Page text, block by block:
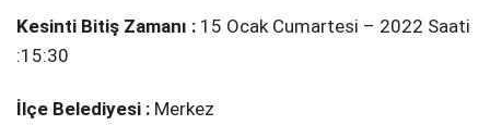
Kesinti Bitiş Zamanı : 15 Ocak Cumartesi – 2022 Saati
:15:30
İlçe Belediyesi : Merkez